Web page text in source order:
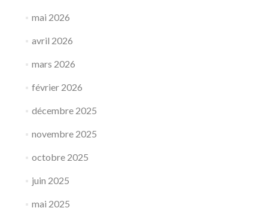
mai 2026
avril 2026
mars 2026
février 2026
décembre 2025
novembre 2025
octobre 2025
juin 2025
mai 2025